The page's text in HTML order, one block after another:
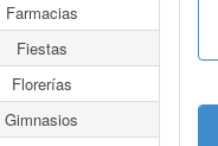
Farmacias
Fiestas
Florerías
Gimnasios